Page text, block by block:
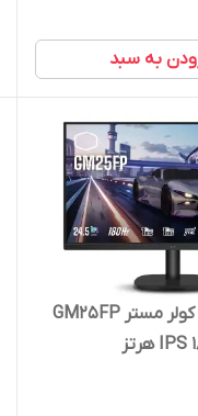
به سبد
مانیتور گیمینگ کولر مستر GM25FP